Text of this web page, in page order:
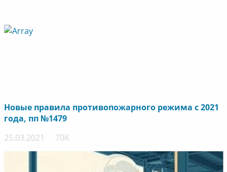
Новые правила противопожарного режима с 2021
года, пп №1479
25.03.2021
70K